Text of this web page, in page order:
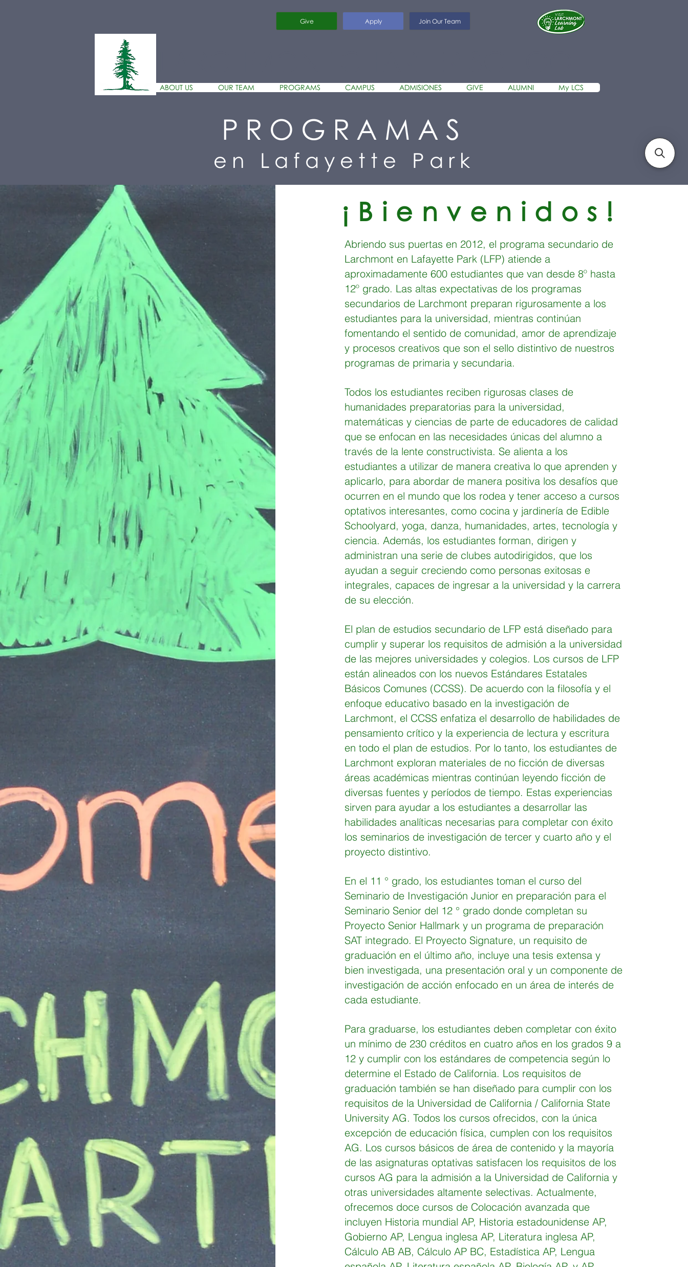
Apply Join Our Team
ABOUT US OUR TEAM PROGRAMS CAMPUS ADMISIONES GIVE ALUMNI My LCS
Give
PROGRAMAS
en Lafayette Park
¡Bienvenidos!
Abriendo sus puertas en 2012, el programa secundario de
Larchmont en Lafayette Park (LFP) atiende a
aproximadamente 600 estudiantes que van desde 8º hasta
12º grado. Las altas expectativas de los programas
secundarios de Larchmont preparan rigurosamente a los
estudiantes para la universidad, mientras continúan
fomentando el sentido de comunidad, amor de aprendizaje
y procesos creativos que son el sello distintivo de nuestros
programas de primaria y secundaria.
Todos los estudiantes reciben rigurosas clases de
humanidades preparatorias para la universidad,
matemáticas y ciencias de parte de educadores de calidad
que se enfocan en las necesidades únicas del alumno a
través de la lente constructivista. Se alienta a los
estudiantes a utilizar de manera creativa lo que aprenden y
aplicarlo, para abordar de manera positiva los desafíos que
ocurren en el mundo que los rodea y tener acceso a cursos
optativos interesantes, como cocina y jardinería de Edible
Schoolyard, yoga, danza, humanidades, artes, tecnología y
ciencia. Además, los estudiantes forman, dirigen y
administran una serie de clubes autodirigidos, que los
ayudan a seguir creciendo como personas exitosas e
integrales, capaces de ingresar a la universidad y la carrera
de su elección.
El plan de estudios secundario de LFP está diseñado para
cumplir y superar los requisitos de admisión a la universidad
de las mejores universidades y colegios. Los cursos de LFP
están alineados con los nuevos Estándares Estatales
Básicos Comunes (CCSS). De acuerdo con la filosofía y el
enfoque educativo basado en la investigación de
Larchmont, el CCSS enfatiza el desarrollo de habilidades de
pensamiento crítico y la experiencia de lectura y escritura
en todo el plan de estudios. Por lo tanto, los estudiantes de
Larchmont exploran materiales de no ficción de diversas
áreas académicas mientras continúan leyendo ficción de
diversas fuentes y períodos de tiempo. Estas experiencias
sirven para ayudar a los estudiantes a desarrollar las
habilidades analíticas necesarias para completar con éxito
los seminarios de investigación de tercer y cuarto año y el
proyecto distintivo.
En el 11 ° grado, los estudiantes toman el curso del
Seminario de Investigación Junior en preparación para el
Seminario Senior del 12 ° grado donde completan su
Proyecto Senior Hallmark y un programa de preparación
SAT integrado. El Proyecto Signature, un requisito de
graduación en el último año, incluye una tesis extensa y
bien investigada, una presentación oral y un componente de
investigación de acción enfocado en un área de interés de
cada estudiante.
Para graduarse, los estudiantes deben completar con éxito
un mínimo de 230 créditos en cuatro años en los grados 9 a
12 y cumplir con los estándares de competencia según lo
determine el Estado de California. Los requisitos de
graduación también se han diseñado para cumplir con los
requisitos de la Universidad de California / California State
University AG. Todos los cursos ofrecidos, con la única
excepción de educación física, cumplen con los requisitos
AG. Los cursos básicos de área de contenido y la mayoría
de las asignaturas optativas satisfacen los requisitos de los
cursos AG para la admisión a la Universidad de California y
otras universidades altamente selectivas. Actualmente,
ofrecemos doce cursos de Colocación avanzada que
incluyen Historia mundial AP, Historia estadounidense AP,
Gobierno AP, Lengua inglesa AP, Literatura inglesa AP,
Cálculo AB AB, Cálculo AP BC, Estadística AP, Lengua